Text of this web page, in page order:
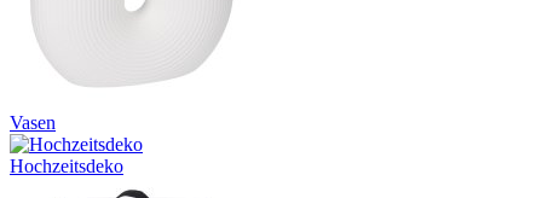
Vasen
Hochzeitsdeko